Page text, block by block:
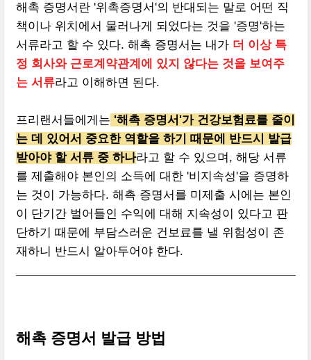
해촉 증명서란 '위촉증명서'의 반대되는 말로 어떤 직
책이나 위치에서 물러나게 되었다는 것을 '증명'하는
서류라고 할 수 있다. 해촉 증명서는 내가 더 이상 특
정 회사와 근로계약관계에 있지 않다는 것을 보여주
는 서류라고 이해하면 된다.
프리랜서들에게는 '해촉 증명서'가 건강보험료를 줄이
는 데 있어서 중요한 역할을 하기 때문에 반드시 발급
받아야 할 서류 중 하나라고 할 수 있으며, 해당 서류
를 제출해야 본인의 소득에 대한 '비지속성'을 증명하
는 것이 가능하다. 해촉 증명서를 미제출 시에는 본인
이 단기간 벌어들인 수익에 대해 지속성이 있다고 판
단하기 때문에 부담스러운 건보료를 낼 위험성이 존
재하니 반드시 알아두어야 한다.
해촉 증명서 발급 방법